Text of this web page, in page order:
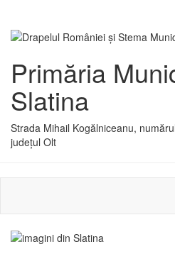
Primăria
Slatina
Strada Mihail Kogălniceanu,
județul Olt